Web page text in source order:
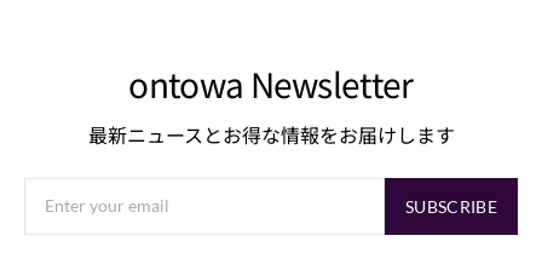
ontowa Newsletter
最新ニュースとお得な情報をお届けします
SUBSCRIBE